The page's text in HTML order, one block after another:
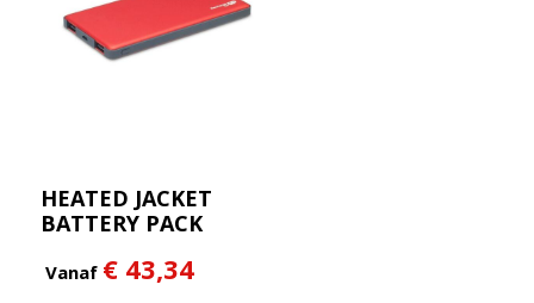
HEATED JACKET
BATTERY PACK
Vanaf € 43,34